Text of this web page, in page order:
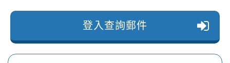
登入查詢郵件